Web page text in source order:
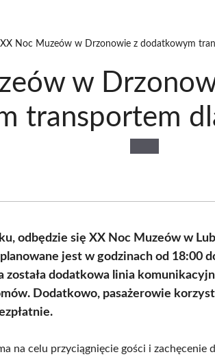
XX Noc Muzeów w Drzonowie z dodatkowym
w
transportem
odbędzie się XX Noc Muzeów w
jest w godzinach od 18:00
została dodatkowa linia
Dodatkowo, pasażerowie
na celu przyciągnięcie gości i zachęcenie